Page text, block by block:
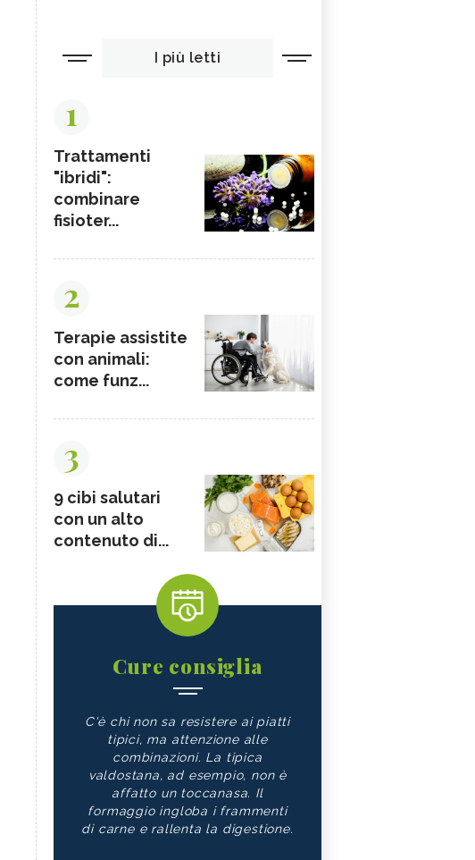
I più letti
1
Trattamenti
"ibridi":
combinare
fisioter...
2
Terapie assistite
con animali:
come funz...
3
9 cibi salutari
con un alto
contenuto di...
Cure consiglia
C'è chi non sa resistere ai piatti
tipici, ma attenzione alle
combinazioni. La tipica
valdostana, ad esempio, non è
affatto un toccanasa. Il
formaggio ingloba i frammenti
di carne e rallenta la digestione.